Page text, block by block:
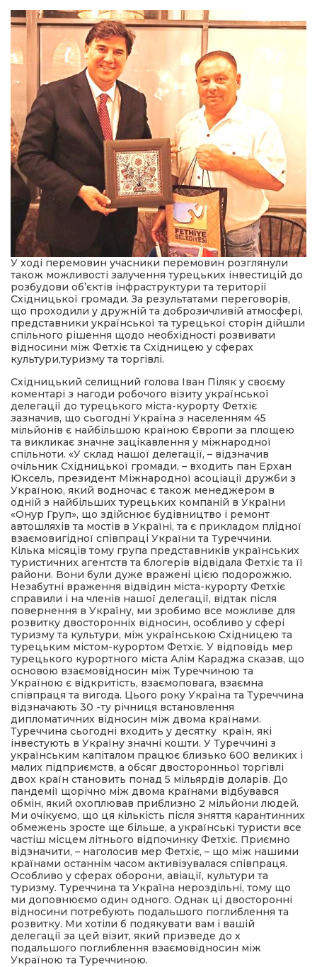
У ході перемовин учасники перемовин розглянули
також можливості залучення турецьких інвестицій до
розбудови об’єктів інфраструктури та території
Східницької громади. За результатами переговорів,
що проходили у дружній та доброзичливій атмосфері,
представники української та турецької сторін дійшли
спільного рішення щодо необхідності розвивати
відносини між Фетхіє та Східницею у сферах
культури,туризму та торгівлі.
Східницький селищний голова Іван Піляк у своєму
коментарі з нагоди робочого візиту української
делегації до турецького міста-курорту Фетхіє
зазначив, що сьогодні Україна з населенням 45
мільйонів є найбільшою країною Європи за площею
та викликає значне зацікавлення у міжнародної
спільноти. «У склад нашої делегації, – відзначив
очільник Східницької громади, – входить пан Ерхан
Юксель, президент Міжнародної асоціації дружби з
Україною, який водночас є також менеджером в
одній з найбільших турецьких компаній в України
«Онур Груп», що здійснює будівництво і ремонт
автошляхів та мостів в Україні, та є прикладом плідної
взаємовигідної співпраці України та Туреччини.
Кілька місяців тому група представників українських
туристичних агентств та блогерів відвідала Фетхіє та її
райони. Вони були дуже вражені цією подорожжю.
Незабутні враження відвідин міста-курорту Фетхіє
справили і на членів нашої делегації, відтак після
повернення в Україну, ми зробимо все можливе для
розвитку двосторонніх відносин, особливо у сфері
туризму та культури, між українською Східницею та
турецьким містом-курортом Фетхіє. У відповідь мер
турецького курортного міста Алім Караджа сказав, що
основою взаємовідносин між Туреччиною та
Україною є відкритість, взаємоповага, взаємна
співпраця та вигода. Цього року Україна та Туреччина
відзначають 30 -ту річниця встановлення
дипломатичних відносин між двома країнами.
Туреччина сьогодні входить у десятку країн, які
інвестують в Україну значні кошти. У Туреччині з
українським капіталом працює близько 600 великих і
малих підприємств, а обсяг двосторонньої торгівлі
двох країн становить понад 5 мільярдів доларів. До
пандемії щорічно між двома країнами відбувався
обмін, який охоплював приблизно 2 мільйони людей.
Ми очікуємо, що ця кількість після зняття карантинних
обмежень зросте ще більше, а українські туристи все
частіш місцем літнього відпочинку Фетхіє. Приємно
відзначити, – наголосив мер Фетхіє, – що між нашими
країнами останнім часом активізувалася співпраця.
Особливо у сферах оборони, авіації, культури та
туризму. Туреччина та Україна нероздільні, тому що
ми доповнюємо один одного. Однак ці двосторонні
відносини потребують подальшого поглиблення та
розвитку. Ми хотіли б подякувати вам і вашій
делегації за цей візит, який призведе до х
подальшого поглиблення взаємовідносин між
Україною та Туреччиною.